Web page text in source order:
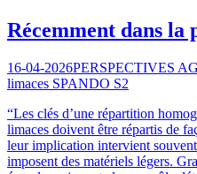
Récemment dans la
16-04-2026PERSPECTIVES
limaces SPANDO S2
“Les clés d’une répartition
limaces doivent être répartis de
leur implication intervient
imposent des matériels légers.